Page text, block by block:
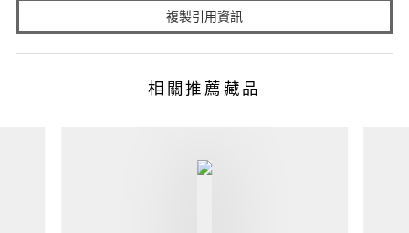
複製引用資訊
相關推薦藏品